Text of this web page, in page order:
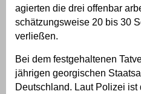
agierten die drei offenbar
schätzungsweise 20 bis 30
verließen.
Bei dem festgehaltenen
jährigen georgischen
Deutschland. Laut Polizei